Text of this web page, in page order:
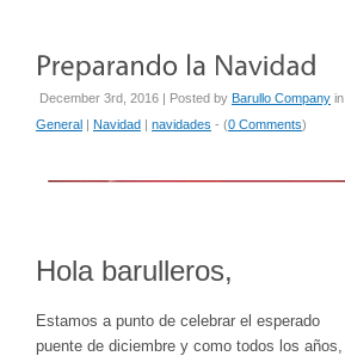
December 3rd, 2016 | Posted by Barullo Company in
General | Navidad | navidades - (0 Comments)
Hola barulleros,
Estamos a punto de celebrar el esperado
puente de diciembre y como todos los años,